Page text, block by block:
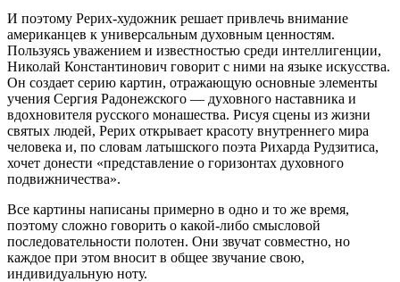
И поэтому Рерих-художник решает привлечь внимание
американцев к универсальным духовным ценностям.
Пользуясь уважением и известностью среди интеллигенции,
Николай Константинович говорит с ними на языке искусства.
Он создает серию картин, отражающую основные элементы
учения Сергия Радонежского — духовного наставника и
вдохновителя русского монашества. Рисуя сцены из жизни
святых людей, Рерих открывает красоту внутреннего мира
человека и, по словам латышского поэта Рихарда Рудзитиса,
хочет донести «представление о горизонтах духовного
подвижничества».
Все картины написаны примерно в одно и то же время,
поэтому сложно говорить о какой-либо смысловой
последовательности полотен. Они звучат совместно, но
каждое при этом вносит в общее звучание свою,
индивидуальную ноту.